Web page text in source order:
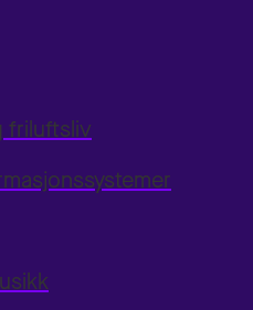
friluftsliv